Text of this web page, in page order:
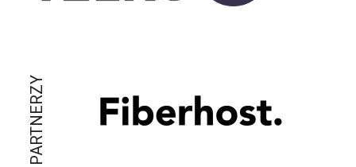
PARTNERZY